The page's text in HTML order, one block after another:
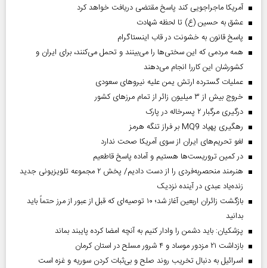
آمریکا ماجراجویی کند پاسخ مقتضی دریافت خواهد کرد
عشق به حسین (ع) تا لحظه شهادت
پاسخ قانون به خشونت در قاب اینستاگرام
همه مردمی که این سختی‌ها را می‌بینند و تحمل می‌کنند، برای ایران و
کشورشان این کاررا انجام می‌دهند
عملیات گسترده ارتش یمن علیه نیروهای سعودی
خروج بیش از ۳ میلیون زائر از تمام مرز‌های کشور
درگیری مرگبار ۲ پسرخاله در پارک
رهگیری پهپاد MQ9 بر فراز تنگه هرمز
لغو تحریم‌های ایران از سوی آمریکا صحت ندارد
در کمین تروریست‌ها هستیم و آماده پاسخ قاطعیم
هنرمند منحصر‌به‌فردی را از دست دادیم/ پخش ۲ مجموعه تلویزیونی جدید
زنده‌یاد عبدی در آینده نزدیک
بازگشت زائران اربعین آغاز شد؛ ۱۰ توصیه‌ای که قبل از عبور از مرز حتماً باید
بدانید
پزشکیان: باید دشمن را وادار کنیم به آنچه امضا کرده پایبند بماند
بازداشت ۲۱ مزدور موساد و ۴ شرور مسلح در استان کرمان
اسرائیل به دنبال تخریب روند صلح و بی‌ثبات کردن سوریه و غزه است